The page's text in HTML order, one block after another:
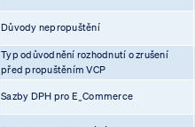
Důvody nepropuštění
Typ odůvodnění rozhodnutí o zrušení
před propuštěním VCP
Sazby DPH pro E_Commerce